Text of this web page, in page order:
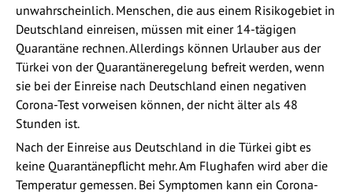
unwahrscheinlich. Menschen, die aus einem Risikogebiet in
Deutschland einreisen, müssen mit einer 14-tägigen
Quarantäne rechnen. Allerdings können Urlauber aus der
Türkei von der Quarantäneregelung befreit werden, wenn
sie bei der Einreise nach Deutschland einen negativen
Corona-Test vorweisen können, der nicht älter als 48
Stunden ist.
Nach der Einreise aus Deutschland in die Türkei gibt es
keine Quarantänepflicht mehr. Am Flughafen wird aber die
Temperatur gemessen. Bei Symptomen kann ein Corona-